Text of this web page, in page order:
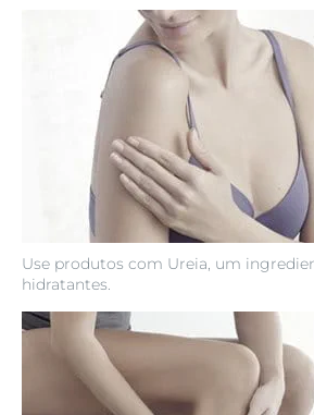
Use produtos com Ureia, um
hidratantes.